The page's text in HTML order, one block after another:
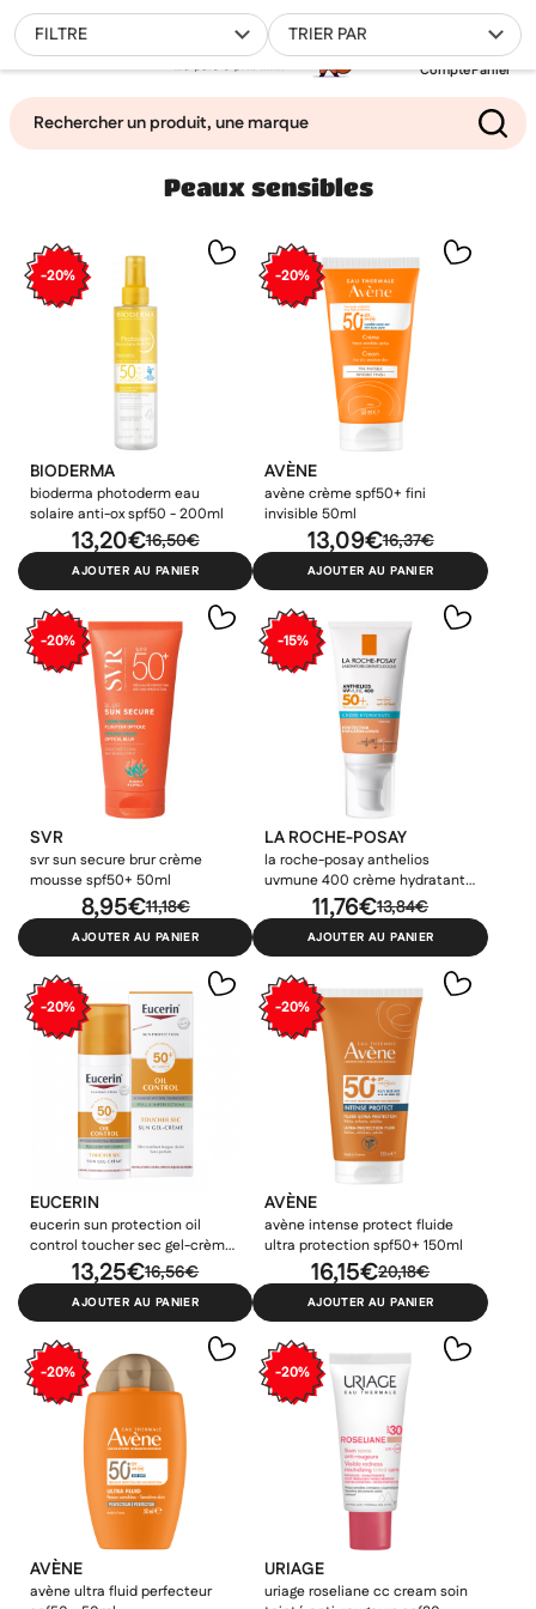
Compte
0
Panier
Filtrer
TRIER PAR
FILTRE
Peaux sensibles
-20%
BIODERMA
bioderma photoderm eau
solaire anti-ox spf50 - 200ml
16,50€
13,20€
AJOUTER AU PANIER
-20%
AVÈNE
avène crème spf50+ fini
invisible 50ml
16,37€
13,09€
AJOUTER AU PANIER
-20%
SVR
svr sun secure brur crème
mousse spf50+ 50ml
11,18€
8,95€
AJOUTER AU PANIER
-15%
LA ROCHE-POSAY
la roche-posay anthelios
uvmune 400 crème hydratante
teintée spf50+ 50ml13,84€
11,76€
AJOUTER AU PANIER
-20%
EUCERIN
eucerin sun protection oil
control toucher sec gel-crème
spf50+ 50ml
16,56€
13,25€
AJOUTER AU PANIER
-20%
AVÈNE
avène intense protect fluide
ultra protection spf50+ 150ml
20,18€
16,15€
AJOUTER AU PANIER
-20%
AVÈNE
avène ultra fluid perfecteur
-20%
URIAGE
uriage roseliane cc cream soin